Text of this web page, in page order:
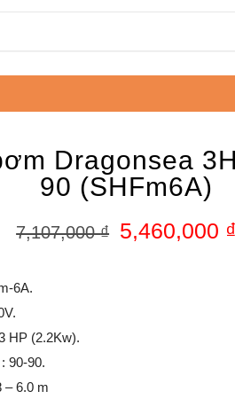
Dragonsea
90 (SHFm6A)
7,107,000₫ 5,460,000 ₫
6A.
HP (2.2Kw).
90-90.
– 6.0 m